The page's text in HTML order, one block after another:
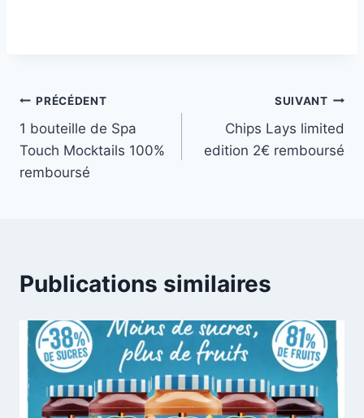
Navigation
de
l’article
PRÉCÉDENT
1 bouteille de Spa
Touch Mocktails 100%
remboursé
SUIVANT
Chips Lays limited
edition 2€ remboursé
Publications similaires